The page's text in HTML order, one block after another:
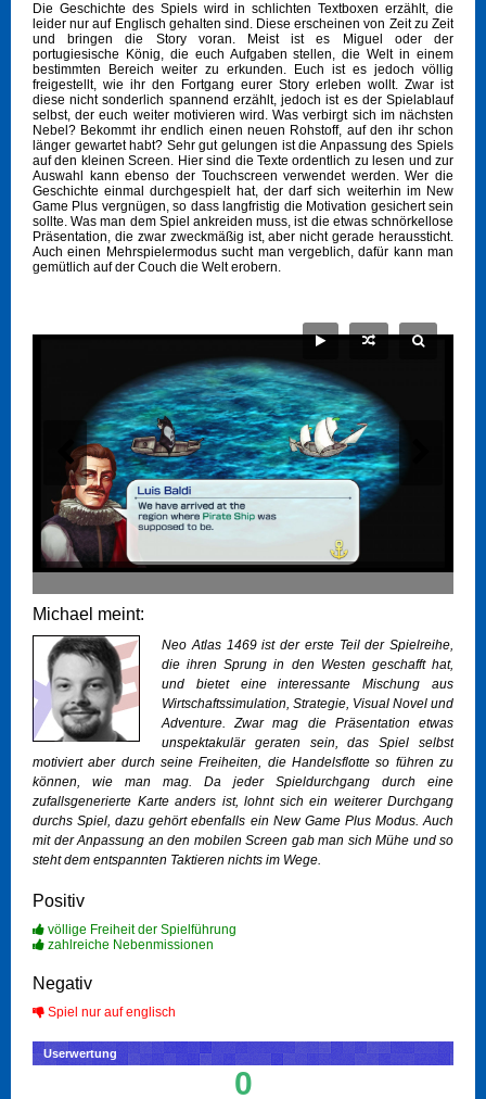
Die Geschichte des Spiels wird in schlichten Textboxen erzählt, die
leider nur auf Englisch gehalten sind. Diese erscheinen von Zeit zu Zeit
und bringen die Story voran. Meist ist es Miguel oder der
portugiesische König, die euch Aufgaben stellen, die Welt in einem
bestimmten Bereich weiter zu erkunden. Euch ist es jedoch völlig
freigestellt, wie ihr den Fortgang eurer Story erleben wollt. Zwar ist
diese nicht sonderlich spannend erzählt, jedoch ist es der Spielablauf
selbst, der euch weiter motivieren wird. Was verbirgt sich im nächsten
Nebel? Bekommt ihr endlich einen neuen Rohstoff, auf den ihr schon
länger gewartet habt? Sehr gut gelungen ist die Anpassung des Spiels
auf den kleinen Screen. Hier sind die Texte ordentlich zu lesen und zur
Auswahl kann ebenso der Touchscreen verwendet werden. Wer die
Geschichte einmal durchgespielt hat, der darf sich weiterhin im New
Game Plus vergnügen, so dass langfristig die Motivation gesichert sein
sollte. Was man dem Spiel ankreiden muss, ist die etwas schnörkellose
Präsentation, die zwar zweckmäßig ist, aber nicht gerade heraussticht.
Auch einen Mehrspielermodus sucht man vergeblich, dafür kann man
gemütlich auf der Couch die Welt erobern.
Michael meint:
Neo Atlas 1469 ist der erste Teil der Spielreihe,
die ihren Sprung in den Westen geschafft hat,
und bietet eine interessante Mischung aus
Wirtschaftssimulation, Strategie, Visual Novel und
Adventure. Zwar mag die Präsentation etwas
unspektakulär geraten sein, das Spiel selbst
motiviert aber durch seine Freiheiten, die Handelsflotte so führen zu
können, wie man mag. Da jeder Spieldurchgang durch eine
zufallsgenerierte Karte anders ist, lohnt sich ein weiterer Durchgang
durchs Spiel, dazu gehört ebenfalls ein New Game Plus Modus. Auch
mit der Anpassung an den mobilen Screen gab man sich Mühe und so
steht dem entspannten Taktieren nichts im Wege.
Positiv
völlige Freiheit der Spielführung
zahlreiche Nebenmissionen
Negativ
Spiel nur auf englisch
Userwertung
0